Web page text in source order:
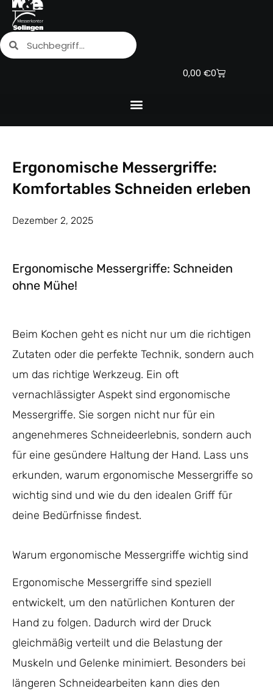
Zum
Inhalt
springen
SucheSuche
0,00 €0
Warenkorb
Ergonomische Messergriffe:
Komfortables Schneiden erleben
Dezember 2, 2025
Ergonomische Messergriffe: Schneiden
ohne Mühe!
Beim Kochen geht es nicht nur um die richtigen
Zutaten oder die perfekte Technik, sondern auch
um das richtige Werkzeug. Ein oft
vernachlässigter Aspekt sind ergonomische
Messergriffe. Sie sorgen nicht nur für ein
angenehmeres Schneideerlebnis, sondern auch
für eine gesündere Haltung der Hand. Lass uns
erkunden, warum ergonomische Messergriffe so
wichtig sind und wie du den idealen Griff für
deine Bedürfnisse findest.
Warum ergonomische Messergriffe wichtig sind
Ergonomische Messergriffe sind speziell
entwickelt, um den natürlichen Konturen der
Hand zu folgen. Dadurch wird der Druck
gleichmäßig verteilt und die Belastung der
Muskeln und Gelenke minimiert. Besonders bei
längeren Schneidearbeiten kann dies den